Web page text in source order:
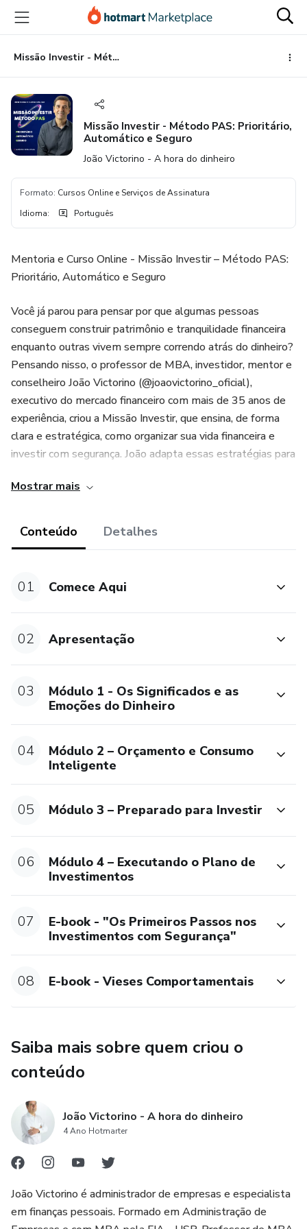
para
conteúdo
principal
para
pagamento
para
rodapé
Missão Investir - Método PAS: Prioritário, Automático e Seguro
Missão Investir - Método PAS: Prioritário,
Automático e Seguro
João Victorino - A hora do dinheiro
Formato: Cursos Online e Serviços de Assinatura
Idioma: Português
Mentoria e Curso Online - Missão Investir – Método PAS:
Prioritário, Automático e Seguro
Você já parou para pensar por que algumas pessoas
conseguem construir patrimônio e tranquilidade financeira
enquanto outras vivem sempre correndo atrás do dinheiro?
Pensando nisso, o professor de MBA, investidor, mentor e
conselheiro João Victorino (@joaovictorino_oficial),
executivo do mercado financeiro com mais de 35 anos de
experiência, criou a Missão Investir, que ensina, de forma
clara e estratégica, como organizar sua vida financeira e
investir com segurança. João adapta essas estratégias para
Prioritário, Automático e Seguro, um sistema prático para
Módulo 1 – Os Significados e as Emoções do Dinheiro
1 – A Essência do Dinheiro
2 – Autoconhecimento e o Processo de Decisão
Módulo 2 – Orçamento e Consumo Inteligente
1 – Onde está seu dinheiro ?
2 – Refletindo sobre o consumo
2 – A Trinca dos Investimentos
3 – Produtos de Investimentos – Conceitos Poderosos
Módulo 4 – Executando o Plano de Investimentos
Aulas
1 – Método PAS
3 – O que ninguém te conta sobre investimentos
Mostrar mais
Conteúdo Detalhes
01 Comece Aqui
02 Apresentação
03
Módulo 1 - Os Significados e as
Emoções do Dinheiro
04
Módulo 2 – Orçamento e Consumo
Inteligente
05 Módulo 3 – Preparado para Investir
06
Módulo 4 – Executando o Plano de
Investimentos
07
E-book - "Os Primeiros Passos nos
Investimentos com Segurança"
08 E-book - Vieses Comportamentais
Saiba mais sobre quem criou o
conteúdo
João Victorino - A hora do dinheiro
4 Ano Hotmarter
João Victorino é administrador de empresas e especialista
em finanças pessoais. Formado em Administração de